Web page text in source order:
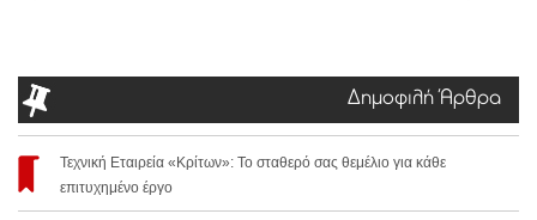
Δημοφιλή Άρθρα
Τεχνική Εταιρεία «Κρίτων»: Το σταθερό σας θεμέλιο για κάθε
επιτυχημένο έργο